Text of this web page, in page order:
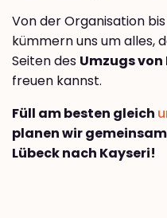
Von der Organisation
kümmern uns um alles,
Seiten des Umzugs
freuen kannst.
Füll am besten gleich
planen wir
Lübeck nach Kayseri!